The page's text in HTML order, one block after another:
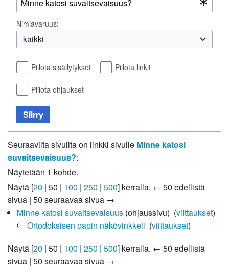
Nimiavaruus:
kaikki
Piilota sisällytykset Piilota linkit
Piilota ohjaukset
Siirry
Seuraavilta sivuilta on linkki sivulle Minne katosi
suvaitsevaisuus?:
Näytetään 1 kohde.
Näytä [20 | 50 | 100 | 250 | 500] kerralla. ← 50 edellistä
sivua | 50 seuraavaa sivua →
Minne katosi suvaitsevaisuus(ohjaussivu) ‎ (viittaukset)
Ortodoksisen papin näkövinkkeli (viittaukset)
Näytä [20 | 50 | 100 | 250 | 500] kerralla. ← 50 edellistä
sivua | 50 seuraavaa sivua →